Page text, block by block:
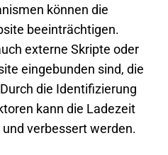
können die
beeinträchtigen.
externe Skripte oder
eingebunden sind, die
die Identifizierung
kann die Ladezeit
verbessert werden.